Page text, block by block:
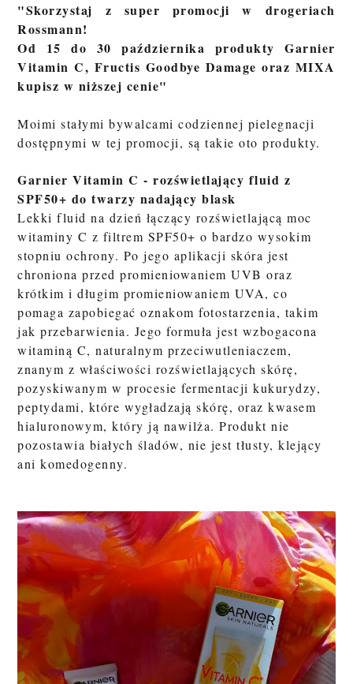
"Skorzystaj z super promocji w drogeriach
Rossmann!
Od 15 do 30 października produkty Garnier
Vitamin C, Fructis Goodbye Damage oraz MIXA
kupisz w niższej cenie"
Moimi stałymi bywalcami codziennej pielegnacji
dostępnymi w tej promocji, są takie oto produkty.
Garnier Vitamin C - rozświetlający fluid z
SPF50+ do twarzy nadający blask
Lekki fluid na dzień łączący rozświetlającą moc
witaminy C z filtrem SPF50+ o bardzo wysokim
stopniu ochrony. Po jego aplikacji skóra jest
chroniona przed promieniowaniem UVB oraz
krótkim i długim promieniowaniem UVA, co
pomaga zapobiegać oznakom fotostarzenia, takim
jak przebarwienia. Jego formuła jest wzbogacona
witaminą C, naturalnym przeciwutleniaczem,
znanym z właściwości rozświetlających skórę,
pozyskiwanym w procesie fermentacji kukurydzy,
peptydami, które wygładzają skórę, oraz kwasem
hialuronowym, który ją nawilża. Produkt nie
pozostawia białych śladów, nie jest tłusty, klejący
ani komedogenny.